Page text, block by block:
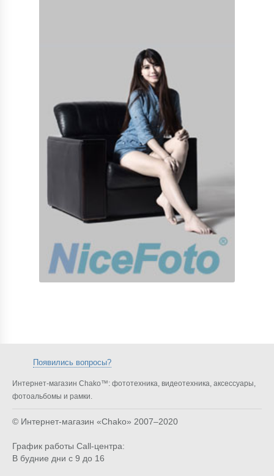
Появились вопросы?
Интернет-магазин Chako™: фототехника, видеотехника, аксессуары,
фотоальбомы и рамки.
© Интернет-магазин «Chako» 2007–2020
График работы Call-центра:
В будние дни с 9 до 16